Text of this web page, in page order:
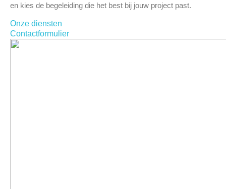
en kies de begeleiding die het best bij jouw project past.
Onze diensten
Contactformulier